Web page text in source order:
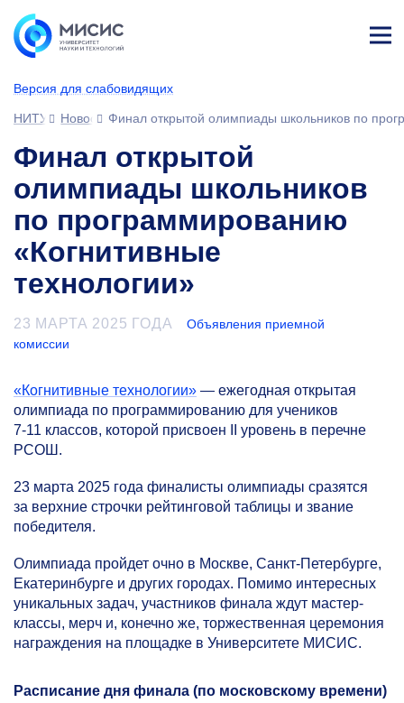
Версия для слабовидящих
ине
НИТУ МИСИС
НовостиФинал открытой олимпиады школьников по
Финал открытой
олимпиады школьников
по программированию
«Когнитивные
технологии»
23 МАРТА 2025 ГОДА
Объявления приемной
комиссии
«Когнитивные технологии» — ежегодная открытая
олимпиада по программированию для учеников
7-11 классов, которой присвоен II уровень в перечне
РСОШ.
23 марта 2025 года финалисты олимпиады сразятся
за верхние строчки рейтинговой таблицы и звание
победителя.
Олимпиада пройдет очно в Москве, Санкт-Петербурге,
Екатеринбурге и других городах. Помимо интересных
уникальных задач, участников финала ждут мастер-
классы, мерч и, конечно же, торжественная церемония
награждения на площадке в Университете МИСИС.
Расписание дня финала (по московскому времени)